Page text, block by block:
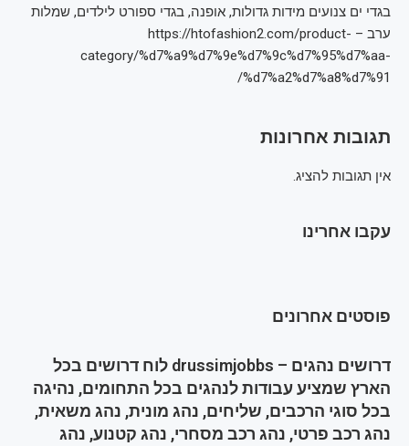
בגדי ים צנועים מידות גדולות, אופנה, בגדי ספורט לילדים, שמלות
ערב – https://htofashion2.com/product-
category/%d7%a9%d7%9e%d7%9c%d7%95%d7%aa-
%d7%a2%d7%a8%d7%91/
תגובות אחרונות
אין תגובות להציג.
עקבו אחרינו
פוסטים אחרונים
דרושים נהגים – drussimjobbs לוח דרושים בכל
הארץ שמציע עבודות לנהגים בכל התחומים, נהיגה
בכל סוגי הרכבים, שליחים, נהג מונית, נהג משאית,
נהג רכב פרטי, נהג רכב מסחרי, נהג קטנוע, נהג